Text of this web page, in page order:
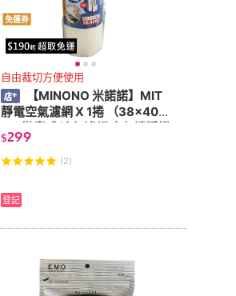
免運券
自由裁切方便使用
【MINONO 米諾諾】MIT
靜電空氣濾網 X 1捲 （38x400
cm 拋棄式 冷氣濾網 空氣清淨機
濾網 除濕機濾網）
$299
(2)
登記